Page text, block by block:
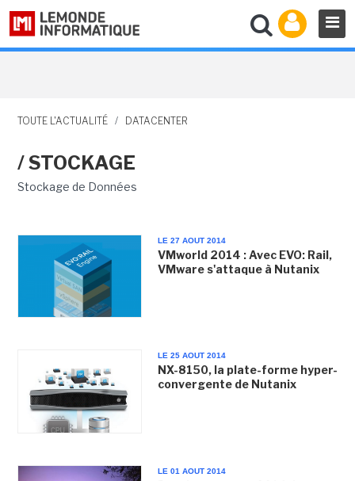
TOUTE L'ACTUALITÉ / DATACENTER
/ STOCKAGE
Stockage de Données
LE 27 AOUT 2014
VMworld 2014 : Avec EVO: Rail,
VMware s'attaque à Nutanix
LE 25 AOUT 2014
NX-8150, la plate-forme hyper-
convergente de Nutanix
LE 01 AOUT 2014